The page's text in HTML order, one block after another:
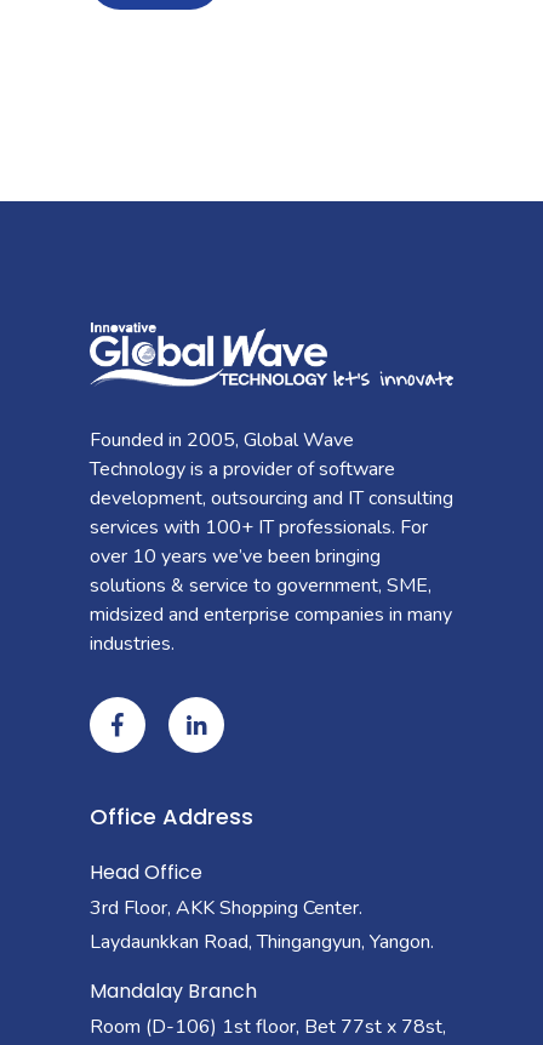
Founded in 2005, Global Wave
Technology is a provider of software
development, outsourcing and IT consulting
services with 100+ IT professionals. For
over 10 years we’ve been bringing
solutions & service to government, SME,
midsized and enterprise companies in many
industries.
Office Address
Head Office
3rd Floor, AKK Shopping Center.
Laydaunkkan Road, Thingangyun, Yangon.
Mandalay Branch
Room (D-106) 1st floor, Bet 77st x 78st,